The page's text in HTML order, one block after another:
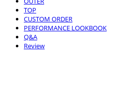
TOP
CUSTOM ORDER
PERFORMANCE LOOKBOOK
Q&A
Review